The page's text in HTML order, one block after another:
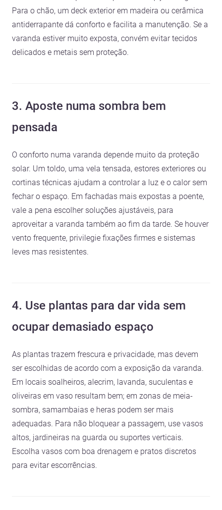
Para o chão, um deck exterior em madeira ou cerâmica
antiderrapante dá conforto e facilita a manutenção. Se a
varanda estiver muito exposta, convém evitar tecidos
delicados e metais sem proteção.
3. Aposte numa sombra bem
pensada
O conforto numa varanda depende muito da proteção
solar. Um toldo, uma vela tensada, estores exteriores ou
cortinas técnicas ajudam a controlar a luz e o calor sem
fechar o espaço. Em fachadas mais expostas a poente,
vale a pena escolher soluções ajustáveis, para
aproveitar a varanda também ao fim da tarde. Se houver
vento frequente, privilegie fixações firmes e sistemas
leves mas resistentes.
4. Use plantas para dar vida sem
ocupar demasiado espaço
As plantas trazem frescura e privacidade, mas devem
ser escolhidas de acordo com a exposição da varanda.
Em locais soalheiros, alecrim, lavanda, suculentas e
oliveiras em vaso resultam bem; em zonas de meia-
sombra, samambaias e heras podem ser mais
adequadas. Para não bloquear a passagem, use vasos
altos, jardineiras na guarda ou suportes verticais.
Escolha vasos com boa drenagem e pratos discretos
para evitar escorrências.